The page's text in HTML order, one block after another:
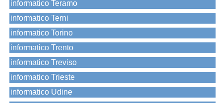
informatico Teramo
informatico Terni
informatico Torino
informatico Trento
informatico Treviso
informatico Trieste
informatico Udine